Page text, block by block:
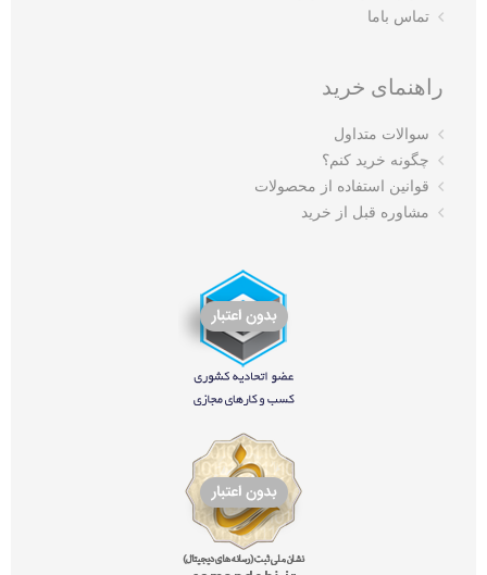
تماس باما
راهنمای خرید
سوالات متداول
چگونه خرید کنم؟
قوانین استفاده از محصولات
مشاوره قبل از خرید